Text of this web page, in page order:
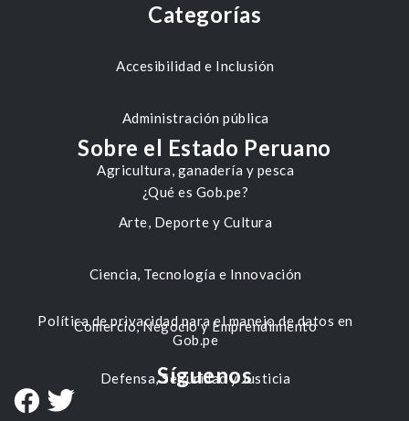
Categorías
Accesibilidad e Inclusión
Administración pública
Agricultura, ganadería y pesca
Arte, Deporte y Cultura
Ciencia, Tecnología e Innovación
Comercio, Negocio y Emprendimiento
Defensa, Seguridad y Justicia
Sobre el Estado Peruano
¿Qué es Gob.pe?
Política de privacidad para el manejo de datos en
Gob.pe
Síguenos